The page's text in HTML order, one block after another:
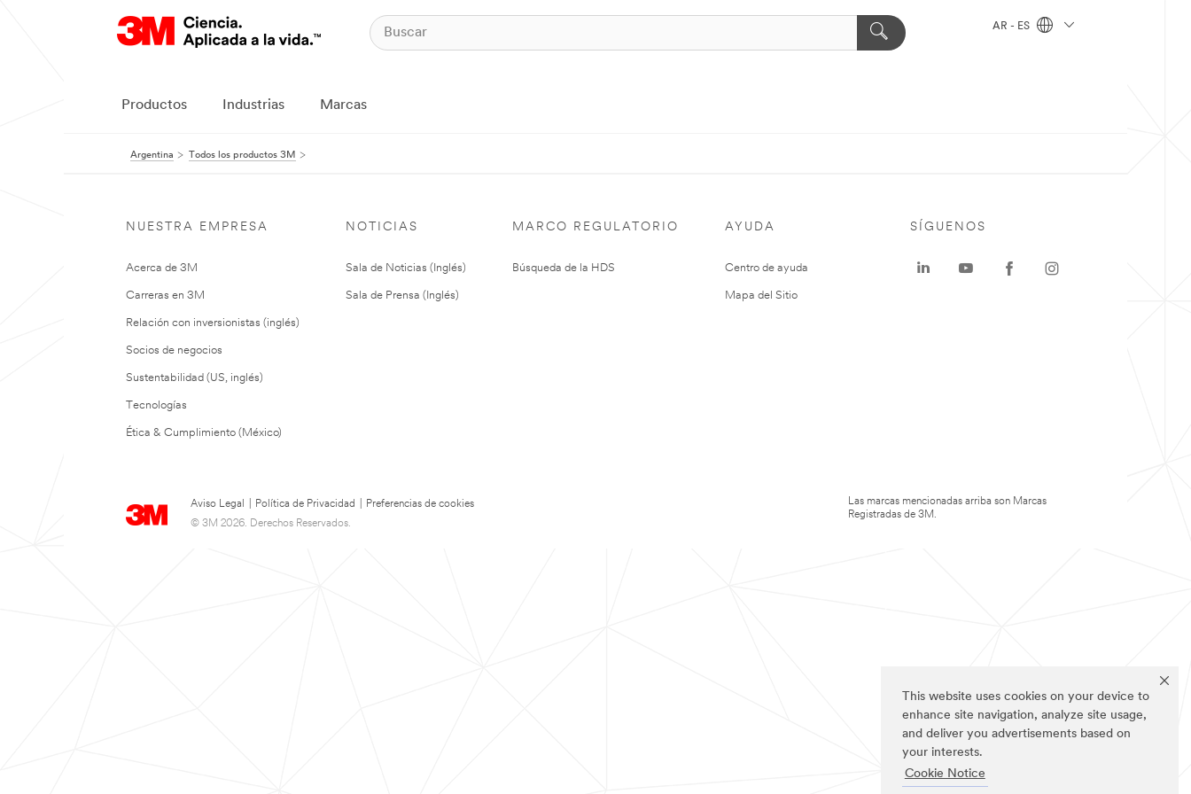
This website uses cookies on your device to
enhance site navigation, analyze site usage,
and deliver you advertisements based on
your interests.
Cookie Notice
AR - ES
Productos Industrias Marcas
Argentina Todos los productos 3M
NUESTRA EMPRESA
Acerca de 3M
Carreras en 3M
Relación con inversionistas (inglés)
Socios de negocios
Sustentabilidad (US, inglés)
Tecnologías
Ética & Cumplimiento (México)
NOTICIAS
Sala de Noticias (Inglés)
Sala de Prensa (Inglés)
MARCO REGULATORIO
Búsqueda de la HDS
AYUDA
Centro de ayuda
Mapa del Sitio
Aviso Legal Política de Privacidad
Preferencias de cookies
© 3M 2026. Derechos Reservados.
SÍGUENOS
Las marcas mencionadas arriba son Marcas
Registradas de 3M.